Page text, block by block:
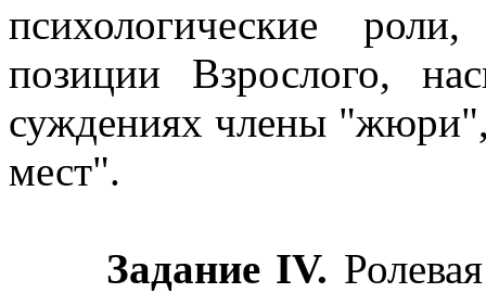
психологические
позиции Взрослого,
суждениях члены
мест".
Задание IV.